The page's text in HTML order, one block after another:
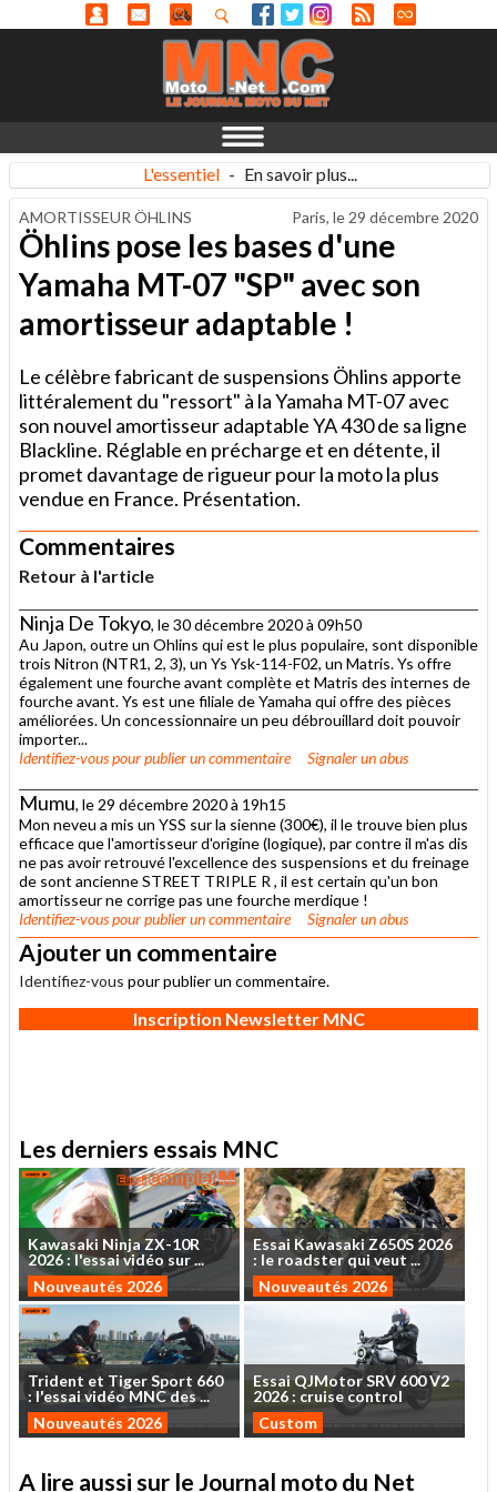
L'essentiel - En savoir plus...
AMORTISSEUR ÖHLINS Paris, le 29 décembre 2020
Öhlins pose les bases d'une
Yamaha MT-07 "SP" avec son
amortisseur adaptable !
Le célèbre fabricant de suspensions Öhlins apporte
littéralement du "ressort" à la Yamaha MT-07 avec
son nouvel amortisseur adaptable YA 430 de sa ligne
Blackline. Réglable en précharge et en détente, il
promet davantage de rigueur pour la moto la plus
vendue en France. Présentation.
Commentaires
Retour à l'article
Ninja De Tokyo, le 30 décembre 2020 à 09h50
Au Japon, outre un Ohlins qui est le plus populaire, sont disponible
trois Nitron (NTR1, 2, 3), un Ys Ysk-114-F02, un Matris. Ys offre
également une fourche avant complète et Matris des internes de
fourche avant. Ys est une filiale de Yamaha qui offre des pièces
améliorées. Un concessionnaire un peu débrouillard doit pouvoir
importer...
Identifiez-vouspour publier un commentaire Signaler un abus
Mumu, le 29 décembre 2020 à 19h15
Mon neveu a mis un YSS sur la sienne (300€), il le trouve bien plus
efficace que l'amortisseur d'origine (logique), par contre il m'as dis
ne pas avoir retrouvé l'excellence des suspensions et du freinage
de sont ancienne STREET TRIPLE R , il est certain qu'un bon
amortisseur ne corrige pas une fourche merdique !
Identifiez-vouspour publier un commentaire Signaler un abus
Ajouter un commentaire
Identifiez-vous pour publier un commentaire.
Inscription Newsletter MNC
Les derniers essais MNC
Kawasaki NinjaZX-10R
2026: l'essaividéo sur...
Nouveautés 2026
Essai KawasakiZ650S 2026
: le roadsterquiveut ...
Nouveautés 2026
Trident et TigerSport 660
: l'essaividéoMNCdes...
Nouveautés 2026
EssaiQJMotorSRV 600V2
2026 : cruise control
Custom
A lire aussi sur le Journal moto du Net